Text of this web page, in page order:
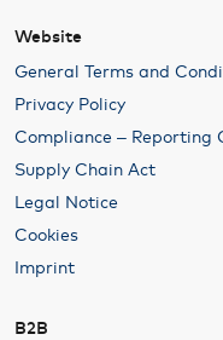
Website
General Terms and
Privacy Policy
Compliance – Reporting
Supply Chain Act
Legal Notice
Cookies
Imprint
B2B